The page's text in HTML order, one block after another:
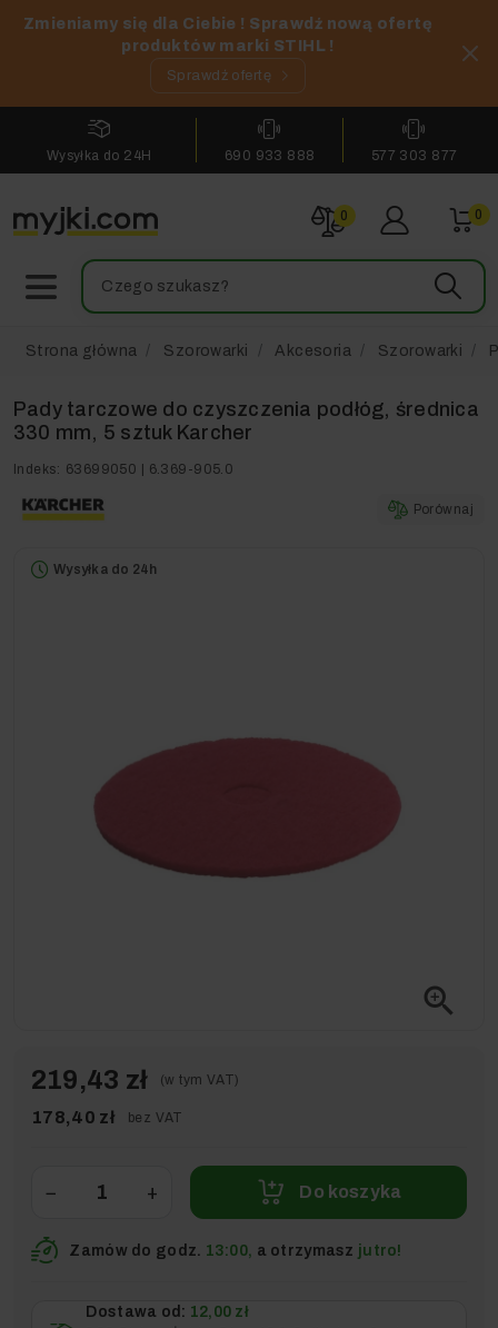
Zmieniamy się dla Ciebie ! Sprawdź nową ofertę
produktów marki STIHL !
Sprawdź ofertę
Wysyłka do 24H 690 933 888 577 303 877
0 0
Strona główna Szorowarki Akcesoria Szorowarki
Pady tarczowe do czyszczenia podłóg, średnica
330 mm, 5 sztuk Karcher
Indeks: 63699050 | 6.369-905.0
Porównaj
Wysyłka do 24h
zoom_in
219,43 zł (w tym VAT)
178,40 zł bez VAT
− + Do koszyka
Zamów do godz. 13:00, a otrzymasz jutro!
Dostawa od: 12,00 zł